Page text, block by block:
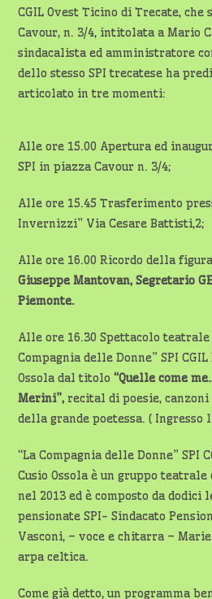
CGIL Ovest Ticino di Trecate,
Cavour, n. 3/4, intitolata a Mario
sindacalista ed amministratore
dello stesso SPI trecatese ha
articolato in tre momenti:
Alle ore 15.00 Apertura ed
SPI in piazza Cavour n. 3/4;
Alle ore 15.45 Trasferimento
Invernizzi” Via Cesare Battisti,2;
Alle ore 16.00 Ricordo della
Giuseppe Mantovan, Segretario
Piemonte.
Alle ore 16.30 Spettacolo teatrale
Compagnia delle Donne” SPI
Ossola dal titolo“Quelle come
Merini”, recital di poesie,
della grande poetessa. ( Ingresso
“La Compagnia delle Donne” SPI
Cusio Ossola è un gruppo
nel 2013 ed è composto da
pensionate SPI- Sindacato
Vasconi, – voce e chitarra –
arpa celtica.
Come già detto, un programma